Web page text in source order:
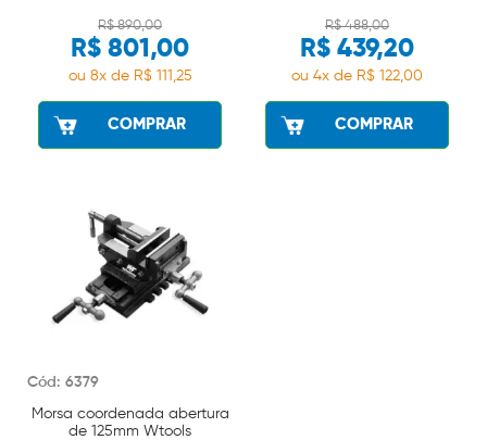
R$ 890,00
R$ 801,00
ou 8x de R$ 111,25
COMPRAR
R$ 488,00
R$ 439,20
ou 4x de R$ 122,00
COMPRAR
Cód: 6379
Morsa coordenada abertura
de 125mm Wtools